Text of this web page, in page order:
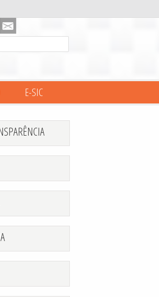
E-SIC
PROCESSO SELETIVO SIMPLIFICADO